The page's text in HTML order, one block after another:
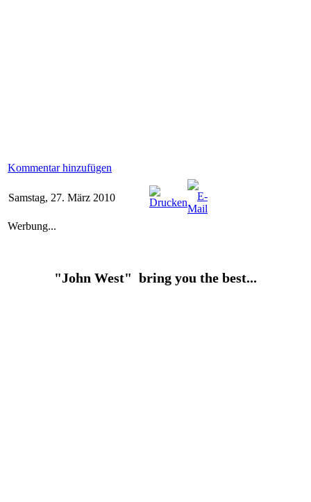
Kommentar hinzufügen
Samstag, 27. März 2010
Werbung...
"John West" bring you the best...